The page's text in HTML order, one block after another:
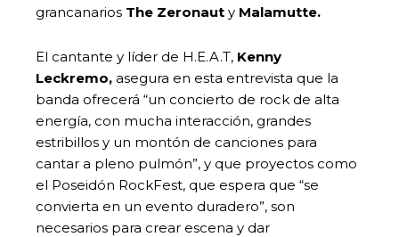
grancanarios The Zeronaut y Malamutte.
El cantante y líder de H.E.A.T, Kenny
Leckremo, asegura en esta entrevista que la
banda ofrecerá “un concierto de rock de alta
energía, con mucha interacción, grandes
estribillos y un montón de canciones para
cantar a pleno pulmón”, y que proyectos como
el Poseidón RockFest, que espera que “se
convierta en un evento duradero”, son
necesarios para crear escena y dar